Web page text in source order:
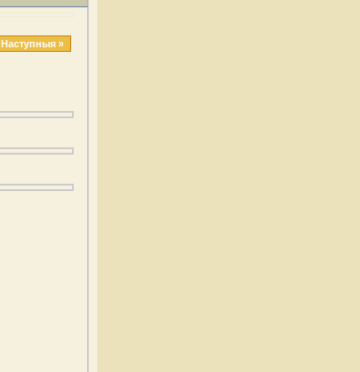
Наступныя »